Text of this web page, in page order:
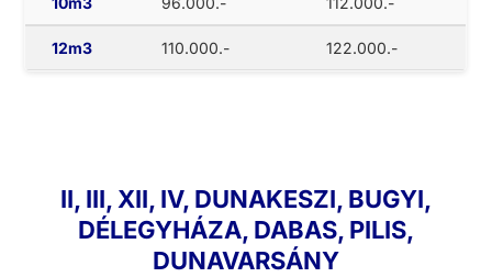
12m3 110.000.- 122.000.-
II, III, XII, IV, DUNAKESZI, BUGYI,
DÉLEGYHÁZA, DABAS, PILIS,
DUNAVARSÁNY